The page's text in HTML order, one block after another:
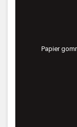
Papier